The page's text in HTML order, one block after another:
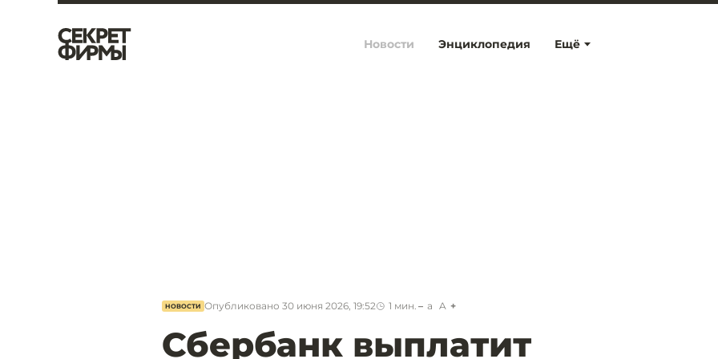
Ещё
Новости Энциклопедия
НОВОСТИ Опубликовано 30 июня 2026, 19:52 1 мин. a A
Сбербанк выплатит